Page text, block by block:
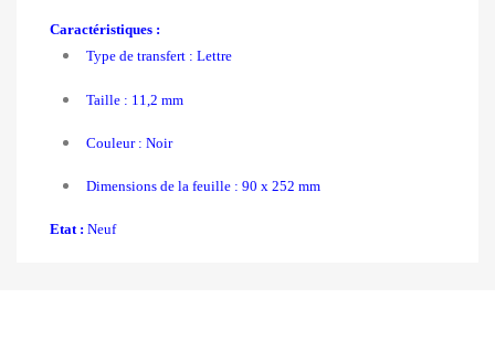
Caractéristiques :
Type de transfert : Lettre
Taille : 11,2 mm
Couleur : Noir
Dimensions de la feuille : 90 x 252 mm
Etat : Neuf